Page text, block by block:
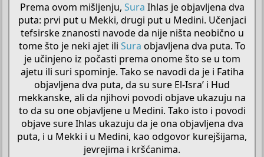
Prema ovom mišljenju, Sura Ihlas je objavljena dva
puta: prvi put u Mekki, drugi put u Medini. Učenjaci
tefsirske znanosti navode da nije ništa neobično u
tome što je neki ajet ili Sura objavljena dva puta. To
je učinjeno iz počasti prema onome što se u tom
ajetu ili suri spominje. Tako se navodi da je i Fatiha
objavljena dva puta, da su sure El-Isra’ i Hud
mekkanske, ali da njihovi povodi objave ukazuju na
to da su one objavljene u Medini. Tako isto i povodi
objave sure Ihlas ukazuju da je ona objavljena dva
puta, i u Mekki i u Medini, kao odgovor kurejšijama,
jevrejima i kršćanima.